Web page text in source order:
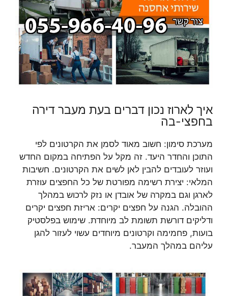
איך לארוז נכון דברים בעת מעבר דירה
בחפצי-בה
מערכת סימון: חשוב מאוד לסמן את הקרטונים לפי
התוכן והחדר היעד. זה מקל על הפתיחה במקום החדש
ועוזר לעובדים להבין לאן לשים את הקרטונים. חשיבות
המלאי: יצירת רשימה מפורטת של כל החפצים עוזרת
לארגן וגם במקרה של אובדן או נזק לרכוש במהלך
ההובלה. הגנה על חפצים יקרים: אריזת חפצים יקרים
ודליקים דורשת תשומת לב מיוחדת. שימוש בפלסטיק
בועות, פחמימה וקרטונים מיוחדים עשוי לעזור להגן
עליהם במהלך המעבר.